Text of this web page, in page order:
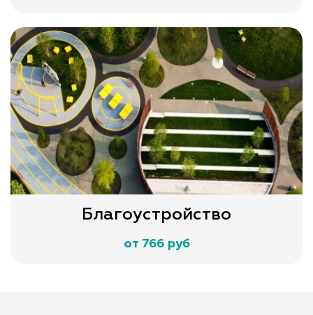
Благоустройство
от 766 руб